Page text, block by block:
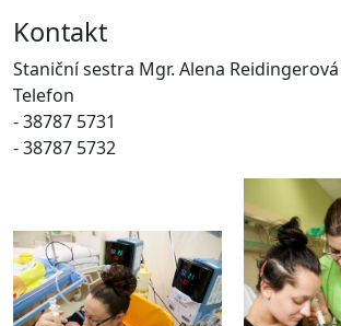
Kontakt
Staniční sestra Mgr. Alena Reidingerová
Telefon
- 38787 5731
- 38787 5732